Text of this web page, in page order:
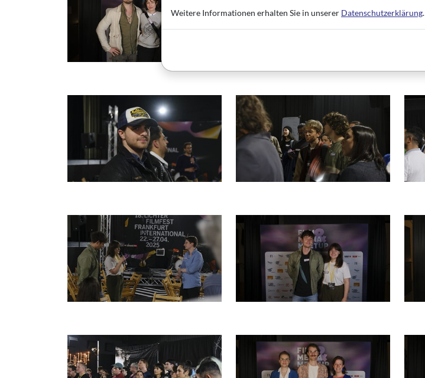
Weitere Informationen erhalten Sie in unserer Datenschutzerklärung.